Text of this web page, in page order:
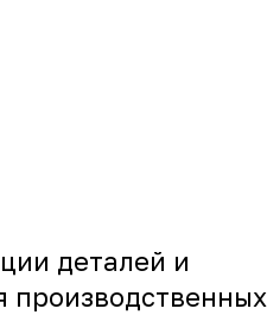
деталей и
производственных